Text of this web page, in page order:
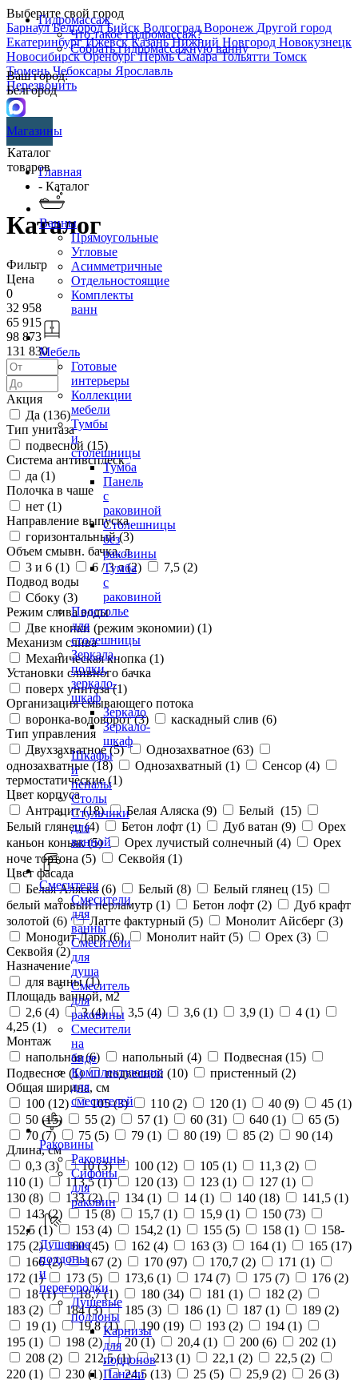
Выберите свой город
БарнаулБелгородБийск ВолгоградВоронеж Другой город
ЕкатеринбургИжевскКазаньНижний Новгород Новокузнецк
НовосибирскОренбургПермьСамараТольятти Томск
ТюменьЧебоксары Ярославль
Перезвонить
Гидромассаж
Что такое гидромассаж?
Собрать гидромассажную ванну
Ваш город:
Белгород
Магазины
Каталог
товаров
Ванны
Прямоугольные
Угловые
Асимметричные
Отдельностоящие
Комплекты
ванн
Мебель
Готовые
интерьеры
Коллекции
мебели
Тумбы
и
столешницы
Тумба
Панель
с
раковиной
Столешницы
без
раковины
Тумба
с
раковиной
Подстолье
для
столешницы
Зеркала,
полки,
зеркало-
шкаф
Зеркало
Зеркало-
шкаф
Шкафы
и
пеналы
Столы
Стульчики
для
ванной
Смесители
Смесители
для
ванны
Смесители
для
душа
Смеситель
для
раковины
Смесители
на
биде
Комплектующие
для
смесителей
Раковины
Раковины
Сифоны
для
раковин
Душевые
поддоны
и
перегородки
Душевые
поддоны
Карнизы
для
поддонов
Панели
Главная
- Каталог
Каталог
Фильтр
Цена
0
32 958
65 915
98 873
131 830
Акция
Да (136)
Тип унитаза
подвесной (15)
Система антивсплеск
да (1)
Полочка в чаше
нет (1)
Направление выпуска
горизонтальный (3)
Объем смывн. бачка, л
3 и 6 (1) 6 / 3 л (2) 7,5 (2)
Подвод воды
Сбоку (3)
Режим слива воды
Две кнопки (режим экономии) (1)
Механизм слива
Механическая кнопка (1)
Установки сливного бачка
поверх унитаза (1)
Организация смывающего потока
воронка-водоворот (3) каскадный слив (6)
Тип управления
Двухзахватное (5) Однозахватное (63)
однозахватные (18) Однозахватный (1) Сенсор (4)
термостатические (1)
Цвет корпуса
Антрацит (18) Белая Аляска (9) Белый (15)
Белый глянец (4) Бетон лофт (1) Дуб ватан (9)
Орех
каньон коньяк (5) Орех лучистый солнечный (4)
Орех
ноче тортона (5) Секвойя (1)
Цвет фасада
Белая Аляска (6) Белый (8) Белый глянец (15)
белый матовый перламутр (1) Бетон лофт (2)
Дуб крафт
золотой (6) Латте фактурный (5) Монолит Айсберг (3)
Монолит Дарк (6) Монолит найт (5) Орех (3)
Секвойя (2)
Назначение
для ванны (1)
Площадь ванной, м2
2,6 (4) 3 (4) 3,5 (4) 3,6 (1) 3,9 (1) 4 (1)
4,25 (1)
Монтаж
напольная (6) напольный (4) Подвесная (15)
Подвесное (1) подвесной (10) пристенный (2)
Общая ширина, см
100 (12) 105 (3) 110 (2) 120 (1) 40 (9) 45 (1)
50 (15) 55 (2) 57 (1) 60 (31) 640 (1) 65 (5)
70 (7) 75 (5) 79 (1) 80 (19) 85 (2) 90 (14)
Длина, см
0,3 (3) 10 (3) 100 (12) 105 (1) 11,3 (2)
110 (1) 113,5 (1) 120 (13) 123 (1) 127 (1)
130 (8) 133 (2) 134 (1) 14 (1) 140 (18) 141,5 (1)
143 (2) 15 (8) 15,7 (1) 15,9 (1) 150 (73)
152,5 (1) 153 (4) 154,2 (1) 155 (5) 158 (1)
158-
175 (2) 160 (45) 162 (4) 163 (3) 164 (1) 165 (17)
166 (2) 167 (2) 170 (97) 170,7 (2) 171 (1)
172 (1) 173 (5) 173,6 (1) 174 (7) 175 (7) 176 (2)
18 (1) 18,7 (1) 180 (34) 181 (1) 182 (2)
183 (2) 184 (3) 185 (3) 186 (1) 187 (1) 189 (2)
19 (1) 19,8 (1) 190 (19) 193 (2) 194 (1)
195 (1) 198 (2) 20 (1) 20,4 (1) 200 (6) 202 (1)
208 (2) 212,5 (1) 213 (1) 22,1 (2) 22,5 (2)
220 (1) 230 (1) 24,5 (13) 25 (5) 25,9 (2) 26 (3)